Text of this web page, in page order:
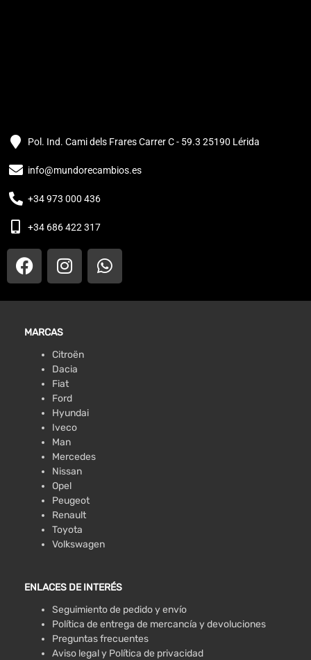
Pol. Ind. Cami dels Frares Carrer C - 59.3 25190 Lérida
info@mundorecambios.es
+34 973 000 436
+34 686 422 317
MARCAS
Citroën
Dacia
Fiat
Ford
Hyundai
Iveco
Man
Mercedes
Nissan
Opel
Peugeot
Renault
Toyota
Volkswagen
ENLACES DE INTERÉS
Seguimiento de pedido y envío
Política de entrega de mercancía y devoluciones
Preguntas frecuentes
Aviso legal y Política de privacidad